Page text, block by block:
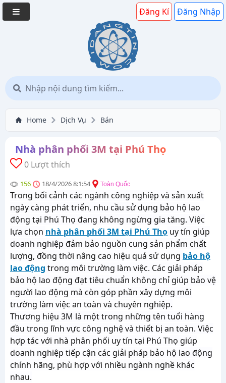
Đăng Kí Đăng Nhập
Home Dịch Vụ Bán
Nhà phân phối 3M tại Phú Thọ
0 Lượt thích
156 18/4/2026 8:1:54 Toàn Quốc
Trong bối cảnh các ngành công nghiệp và sản xuất
ngày càng phát triển, nhu cầu sử dụng bảo hộ lao
động tại Phú Thọ đang không ngừng gia tăng. Việc
lựa chọn nhà phân phối 3M tại Phú Thọ uy tín giúp
doanh nghiệp đảm bảo nguồn cung sản phẩm chất
lượng, đồng thời nâng cao hiệu quả sử dụng bảo hộ
lao động trong môi trường làm việc. Các giải pháp
bảo hộ lao động đạt tiêu chuẩn không chỉ giúp bảo vệ
người lao động mà còn góp phần xây dựng môi
trường làm việc an toàn và chuyên nghiệp.
Thương hiệu 3M là một trong những tên tuổi hàng
đầu trong lĩnh vực công nghệ và thiết bị an toàn. Việc
hợp tác với nhà phân phối uy tín tại Phú Thọ giúp
doanh nghiệp tiếp cận các giải pháp bảo hộ lao động
chính hãng, phù hợp với nhiều ngành nghề khác
nhau.